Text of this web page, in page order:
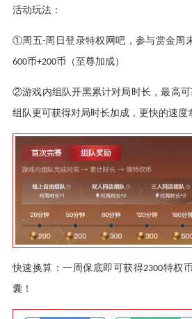
活动玩法：
①周五-周日登录特权网吧，参与赏金周
600币+200币（至尊加成）
②游戏内组队开黑累计对局时长，最高可
组队更可获得对局时长加成，更快的速度
快速换算：一周保底即可获得2300特权
囊！